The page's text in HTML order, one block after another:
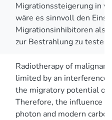
Migrationssteigerung in
wäre es sinnvoll den
Migrationsinhibitoren als
zur Bestrahlung zu testen.
Radiotherapy of
limited by an interference
the migratory potential of
Therefore, the influence
photon and modern